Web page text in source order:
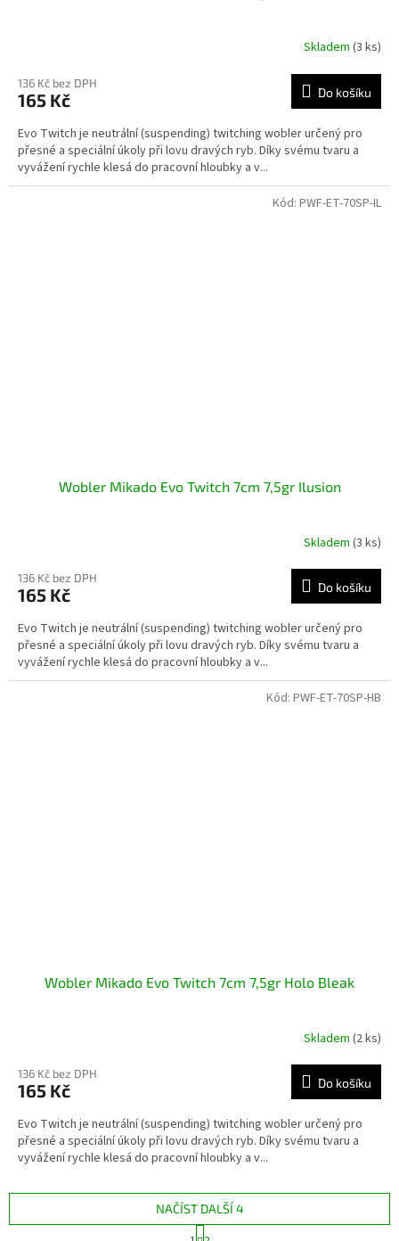
Skladem (3 ks)
136 Kč bez DPH
165 Kč Do košíku
Evo Twitch je neutrální (suspending) twitching wobler určený pro
přesné a speciální úkoly při lovu dravých ryb. Díky svému tvaru a
vyvážení rychle klesá do pracovní hloubky a v...
Wobler Mikado Evo Twitch 7cm 7,5gr Ilusion
Skladem (3 ks)
136 Kč bez DPH
165 Kč Do košíku
Evo Twitch je neutrální (suspending) twitching wobler určený pro
přesné a speciální úkoly při lovu dravých ryb. Díky svému tvaru a
vyvážení rychle klesá do pracovní hloubky a v...
Kód: PWF-ET-70SP-IL
Wobler Mikado Evo Twitch 7cm 7,5gr Holo Bleak
Skladem (2 ks)
136 Kč bez DPH
165 Kč Do košíku
Evo Twitch je neutrální (suspending) twitching wobler určený pro
přesné a speciální úkoly při lovu dravých ryb. Díky svému tvaru a
vyvážení rychle klesá do pracovní hloubky a v...
Kód: PWF-ET-70SP-HB
NAČÍST DALŠÍ 4
S